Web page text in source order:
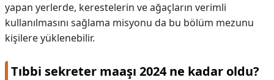
yapan yerlerde, kerestelerin ve ağaçların verimli
kullanılmasını sağlama misyonu da bu bölüm mezunu
kişilere yüklenebilir.
Tıbbi sekreter maaşı 2024 ne kadar oldu?